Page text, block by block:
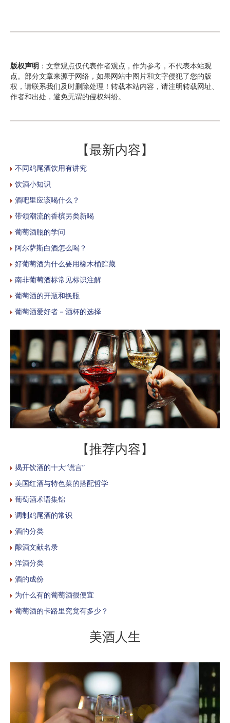
版权声明 ：文章观点仅代表作者观点，作为参考，不代表本站观
点。部分文章来源于网络，如果网站中图片和文字侵犯了您的版
权，请联系我们及时删除处理！转载本站内容，请注明转载网址、
作者和出处，避免无谓的侵权纠纷。
【最新内容】
不同鸡尾酒饮用有讲究
饮酒小知识
酒吧里应该喝什么？
带领潮流的香槟另类新喝
葡萄酒瓶的学问
阿尔萨斯白酒怎么喝？
好葡萄酒为什么要用橡木桶贮藏
南非葡萄酒标常见标识注解
葡萄酒的开瓶和换瓶
葡萄酒爱好者－酒杯的选择
【推荐内容】
揭开饮酒的十大“谎言”
美国红酒与特色菜的搭配哲学
葡萄酒术语集锦
调制鸡尾酒的常识
酒的分类
酿酒文献名录
洋酒分类
酒的成份
为什么有的葡萄酒很便宜
葡萄酒的卡路里究竟有多少？
美酒人生